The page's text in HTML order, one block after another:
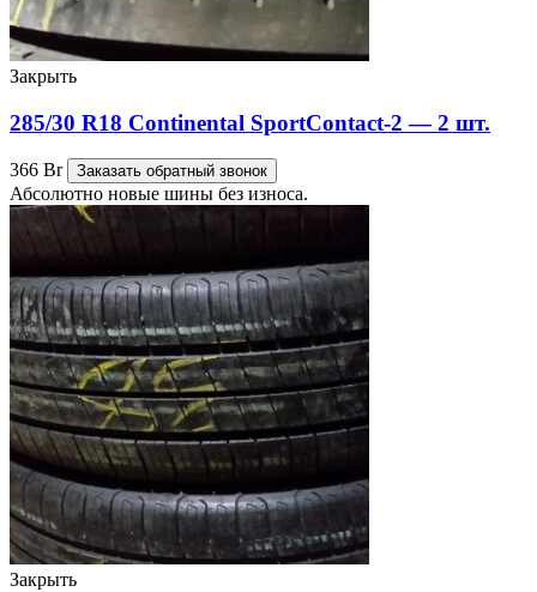
Закрыть
285/30 R18 Continental SportContact-2 — 2 шт.
366 Br Заказать обратный звонок
Абсолютно новые шины без износа.
Закрыть